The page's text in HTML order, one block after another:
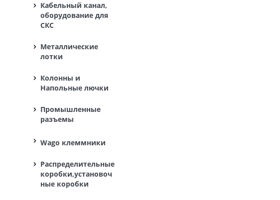
Кабельный канал,
оборудование для
СКС
Металлические
лотки
Колонны и
Напольные лючки
Промышленные
разъемы
Wago клеммники
Распределительные
коробки,установоч
ные коробки